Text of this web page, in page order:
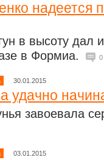
надеется
в высоту дал
в Формиа.
0
30.01.2015
удачно
завоевала
03.01.2015